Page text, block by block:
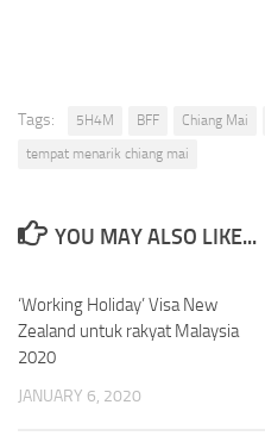
Tags: 5H4M BFF Chiang Mai
tempat menarik chiang mai
YOU MAY ALSO LIKE...
‘Working Holiday’ Visa New
Zealand untuk rakyat Malaysia
2020
JANUARY 6, 2020